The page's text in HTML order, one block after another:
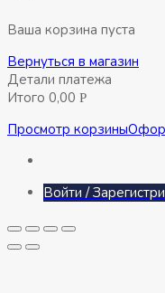
Ваша корзина пуста
Вернуться в магазин
Детали платежа
Итого 0,00 Р
Просмотр корзины
Войти /